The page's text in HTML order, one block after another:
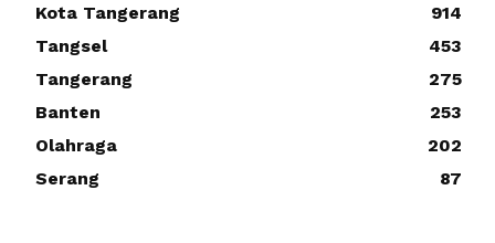
Kota Tangerang
914
Tangsel
453
Tangerang
275
Banten
253
Olahraga
202
Serang
87